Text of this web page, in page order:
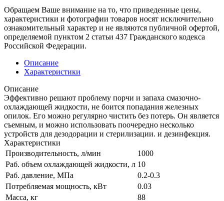
Обращаем Ваше внимание на то, что приведенные цены,
характеристики и фотографии товаров носят исключительно
ознакомительный характер и не являются публичной офертой,
определяемой пунктом 2 статьи 437 Гражданского кодекса
Российской Федерации.
Описание
Характеристики
Описание
Эффективно решают проблему порчи и запаха смазочно-
охлаждающей жидкости, не боится попадания железных
опилок. Его можно регулярно чистить без потерь. Он является
съемным, и можно использовать поочередно несколько
устройств для дезодорации и стерилизации. и дезинфекция.
Характеристики
Производительность, л/мин
1000
Раб. объем охлаждающей жидкости, л 10
Раб. давление, МПа
0.2-0.3
Потребляемая мощность, кВт
0.03
Масса, кг
88